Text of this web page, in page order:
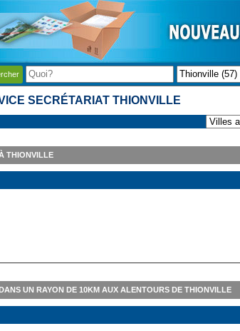
SECRÉTARIAT THIONVILLE
THIONVILLE
UN RAYON DE 10KM AUX ALENTOURS DE THIONVILLE